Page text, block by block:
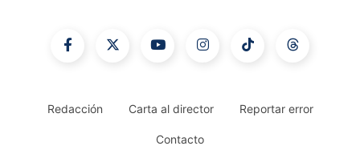
Redacción Carta al director Reportar error
Contacto